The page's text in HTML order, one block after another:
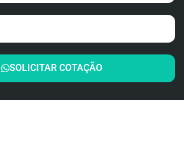
SOLICITAR COTAÇÃO